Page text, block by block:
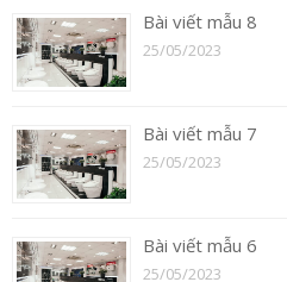
Bài viết mẫu 8
25/05/2023
Bài viết mẫu 7
25/05/2023
Bài viết mẫu 6
25/05/2023